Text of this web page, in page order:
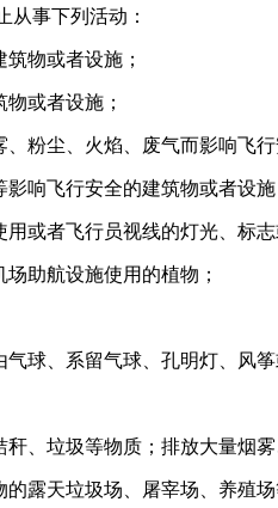
从事下列活动：
物或者设施；
或者设施；
、粉尘、火焰、废气而影响飞
响飞行安全的建筑物或者设施
或者飞行员视线的灯光、标志
助航设施使用的植物；
气球、系留气球、孔明灯、风筝
秆、垃圾等物质；排放大量烟
露天垃圾场、屠宰场、养殖场